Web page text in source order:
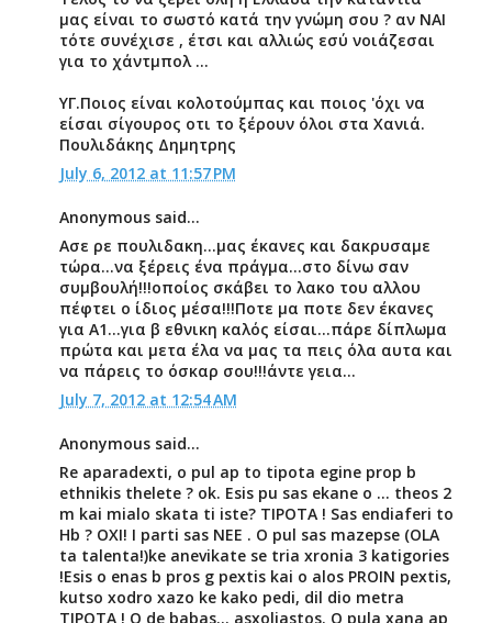
μας είναι το σωστό κατά την γνώμη σου ? αν ΝΑΙ
τότε συνέχισε , έτσι και αλλιώς εσύ νοιάζεσαι
για το χάντμπολ ...
ΥΓ.Ποιος είναι κολοτούμπας και ποιος 'όχι να
είσαι σίγουρος οτι το ξέρουν όλοι στα Χανιά.
Πουλιδάκης Δημητρης
July 6, 2012 at 11:57 PM
Anonymous said...
Ασε ρε πουλιδακη...μας έκανες και δακρυσαμε
τώρα...να ξέρεις ένα πράγμα...στο δίνω σαν
συμβουλή!!!οποίος σκάβει το λακο του αλλου
πέφτει ο ίδιος μέσα!!!Ποτε μα ποτε δεν έκανες
για Α1...για β εθνικη καλός είσαι...πάρε δίπλωμα
πρώτα και μετα έλα να μας τα πεις όλα αυτα και
να πάρεις το όσκαρ σου!!!άντε γεια...
July 7, 2012 at 12:54 AM
Anonymous said...
Re aparadexti, o pul ap to tipota egine prop b
ethnikis thelete ? ok. Esis pu sas ekane o ... theos 2
m kai mialo skata ti iste? TIPOTA ! Sas endiaferi to
Hb ? OXI! I parti sas NEE . O pul sas mazepse (OLA
ta talenta!)ke anevikate se tria xronia 3 katigories
!Esis o enas b pros g pextis kai o alos PROIN pextis,
kutso xodro xazo ke kako pedi, dil dio metra
TIPOTA ! O de babas... asxoliastos. O pula xana ap